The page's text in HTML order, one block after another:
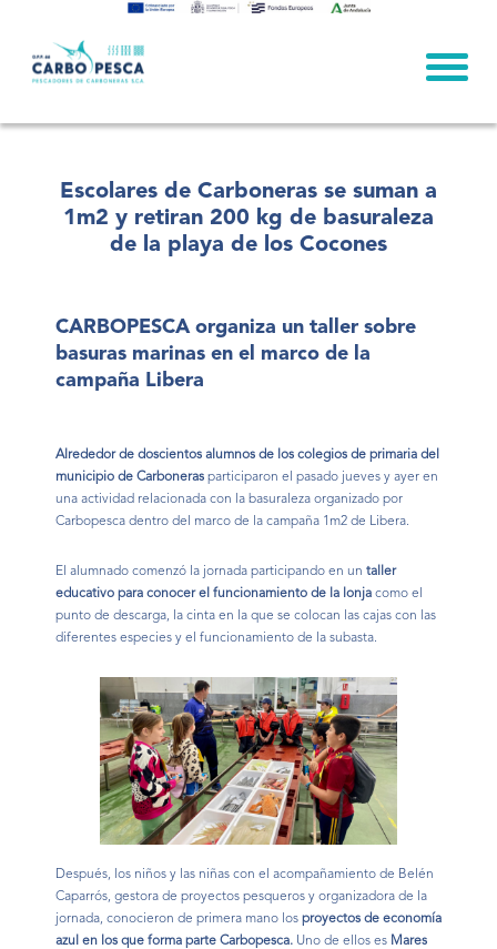
content
Escolares de Carboneras se suman a
1m2 y retiran 200 kg de basuraleza
de la playa de los Cocones
CARBOPESCA organiza un taller sobre
basuras marinas en el marco de la
campaña Libera
Alrededor de doscientos alumnos de los colegios de primaria del
municipio de Carboneras participaron el pasado jueves y ayer en
una actividad relacionada con la basuraleza organizado por
Carbopesca dentro del marco de la campaña 1m2 de Libera.
El alumnado comenzó la jornada participando en un taller
educativo para conocer el funcionamiento de la lonja como el
punto de descarga, la cinta en la que se colocan las cajas con las
diferentes especies y el funcionamiento de la subasta.
Después, los niños y las niñas con el acompañamiento de Belén
Caparrós, gestora de proyectos pesqueros y organizadora de la
jornada, conocieron de primera mano los proyectos de economía
azul en los que forma parte Carbopesca. Uno de ellos es Mares